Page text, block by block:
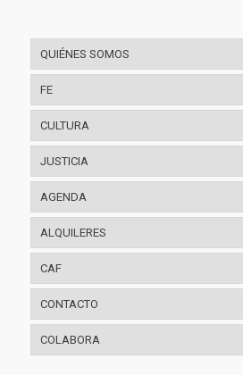
QUIÉNES SOMOS
FE
CULTURA
JUSTICIA
AGENDA
ALQUILERES
CAF
CONTACTO
COLABORA